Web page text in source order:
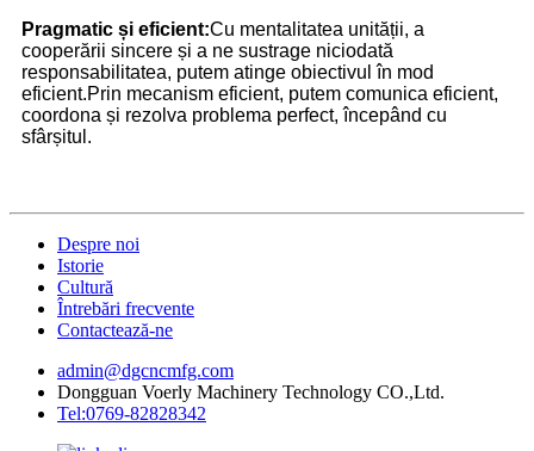
Pragmatic și eficient:Cu mentalitatea unității, a
cooperării sincere și a ne sustrage niciodată
responsabilitatea, putem atinge obiectivul în mod
eficient.Prin mecanism eficient, putem comunica eficient,
coordona și rezolva problema perfect, începând cu
sfârșitul.
Despre noi
Istorie
Cultură
Întrebări frecvente
Contactează-ne
admin@dgcncmfg.com
Dongguan Voerly Machinery Technology CO.,Ltd.
Tel:0769-82828342